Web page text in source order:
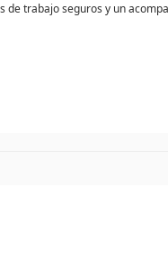
de trabajo seguros y un